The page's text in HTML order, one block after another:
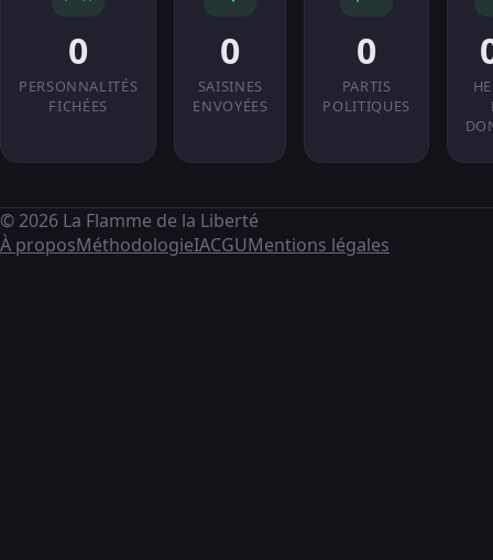
0
PERSONNALITÉS
FICHÉES
0
SAISINES
ENVOYÉES
0
PARTIS
POLITIQUES
© 2026 La Flamme de la Liberté
À proposMéthodologieIACGUMentions légales